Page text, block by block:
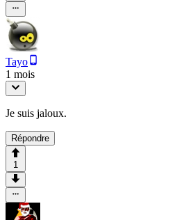
Tayo
1 mois
Je suis jaloux.
Répondre
1